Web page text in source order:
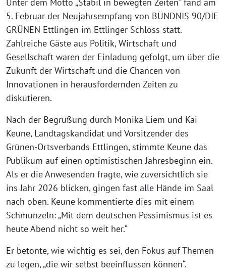
5. Februar der Neujahrsempfang von BÜNDNIS 90/DIE
GRÜNEN Ettlingen im Ettlinger Schloss statt.
Zahlreiche Gäste aus Politik, Wirtschaft und
Gesellschaft waren der Einladung gefolgt, um über die
Zukunft der Wirtschaft und die Chancen von
Innovationen in herausfordernden Zeiten zu
diskutieren.
Nach der Begrüßung durch Monika Liem und Kai
Keune, Landtagskandidat und Vorsitzender des
Grünen-Ortsverbands Ettlingen, stimmte Keune das
Publikum auf einen optimistischen Jahresbeginn ein.
Als er die Anwesenden fragte, wie zuversichtlich sie
ins Jahr 2026 blicken, gingen fast alle Hände im Saal
nach oben. Keune kommentierte dies mit einem
Schmunzeln: „Mit dem deutschen Pessimismus ist es
heute Abend nicht so weit her.“
Er betonte, wie wichtig es sei, den Fokus auf Themen
zu legen, „die wir selbst beeinflussen können“.